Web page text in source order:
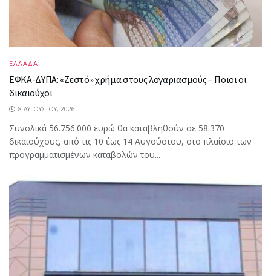
ΕΛΛΑΔΑ
ΕΦΚΑ-ΔΥΠΑ: «Ζεστό» χρήμα στους λογαριασμούς – Ποιοι οι
δικαιούχοι
8 ΑΥΓΟΎΣΤΟΥ, 2026
Συνολικά 56.756.000 ευρώ θα καταβληθούν σε 58.370
δικαιούχους, από τις 10 έως 14 Αυγούστου, στο πλαίσιο των
προγραμματισμένων καταβολών του...